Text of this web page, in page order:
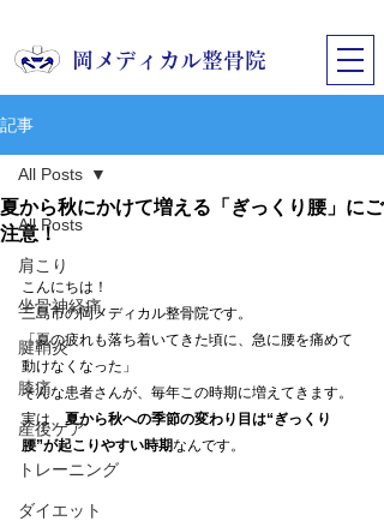
​岡メディカル整骨院
記事
All Posts
肩こり
坐骨神経痛
腱鞘炎
膝痛
産後ケア
トレーニング
ダイエット
All Posts
夏から秋にかけて増える「ぎっくり腰」にご
注意！
こんにちは！
三島市の岡メディカル整骨院です。
「夏の疲れも落ち着いてきた頃に、急に腰を痛めて
動けなくなった」
そんな患者さんが、毎年この時期に増えてきます。
実は、 夏から秋への季節の変わり目は“ぎっくり
腰”が起こりやすい時期なんです。